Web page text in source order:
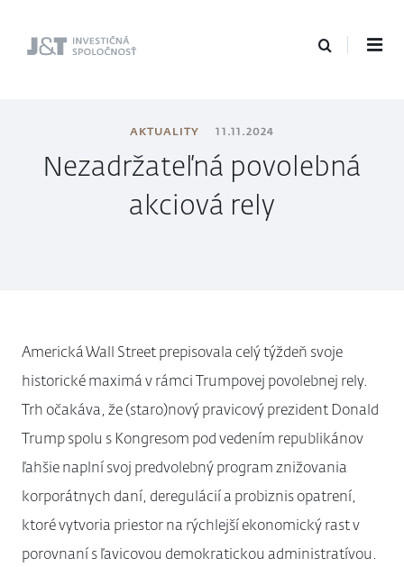
J&T Investičná
AKTUALITY 11.11.2024
Nezadržateľná povolebná
akciová rely
Americká Wall Street prepisovala celý týždeň svoje
historické maximá v rámci Trumpovej povolebnej rely.
Trh očakáva, že (staro)nový pravicový prezident Donald
Trump spolu s Kongresom pod vedením republikánov
ľahšie naplní svoj predvolebný program znižovania
korporátnych daní, deregulácií a probiznis opatrení,
ktoré vytvoria priestor na rýchlejší ekonomický rast v
porovnaní s ľavicovou demokratickou administratívou.